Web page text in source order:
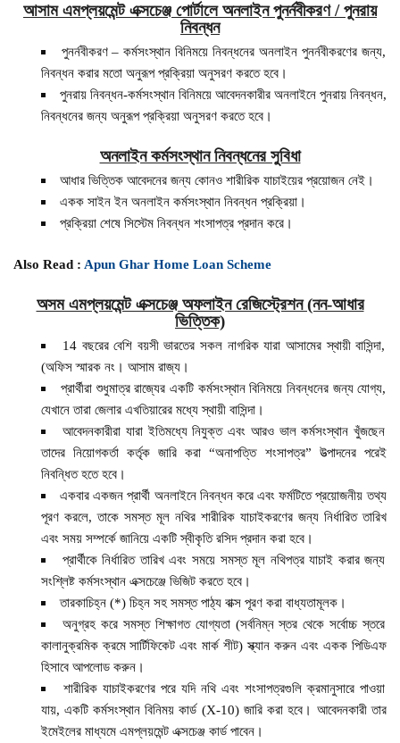
আসাম এমপ্লয়মেন্ট এক্সচেঞ্জ পোর্টালে অনলাইন পুনর্নবীকরণ / পুনরায়
নিবন্ধন
পুনর্নবীকরণ – কর্মসংস্থান বিনিময়ে নিবন্ধনের অনলাইন পুনর্নবীকরণের জন্য,
নিবন্ধন করার মতো অনুরূপ প্রক্রিয়া অনুসরণ করতে হবে।
পুনরায় নিবন্ধন-কর্মসংস্থান বিনিময়ে আবেদনকারীর অনলাইনে পুনরায় নিবন্ধন,
নিবন্ধনের জন্য অনুরূপ প্রক্রিয়া অনুসরণ করতে হবে।
অনলাইন কর্মসংস্থান নিবন্ধনের সুবিধা
আধার ভিত্তিক আবেদনের জন্য কোনও শারীরিক যাচাইয়ের প্রয়োজন নেই।
একক সাইন ইন অনলাইন কর্মসংস্থান নিবন্ধন প্রক্রিয়া।
প্রক্রিয়া শেষে সিস্টেম নিবন্ধন শংসাপত্র প্রদান করে।
Also Read : Apun Ghar Home Loan Scheme
অসম এমপ্লয়মেন্ট এক্সচেঞ্জ অফলাইন রেজিস্ট্রেশন (নন-আধার
ভিত্তিক)
14 বছরের বেশি বয়সী ভারতের সকল নাগরিক যারা আসামের স্থায়ী বাসিন্দা,
(অফিস স্মারক নং। আসাম রাজ্য।
প্রার্থীরা শুধুমাত্র রাজ্যের একটি কর্মসংস্থান বিনিময়ে নিবন্ধনের জন্য যোগ্য,
যেখানে তারা জেলার এখতিয়ারের মধ্যে স্থায়ী বাসিন্দা।
আবেদনকারীরা যারা ইতিমধ্যে নিযুক্ত এবং আরও ভাল কর্মসংস্থান খুঁজছেন
তাদের নিয়োগকর্তা কর্তৃক জারি করা “অনাপত্তি শংসাপত্র” উত্পাদনের পরেই
নিবন্ধিত হতে হবে।
একবার একজন প্রার্থী অনলাইনে নিবন্ধন করে এবং ফর্মটিতে প্রয়োজনীয় তথ্য
পূরণ করলে, তাকে সমস্ত মূল নথির শারীরিক যাচাইকরণের জন্য নির্ধারিত তারিখ
এবং সময় সম্পর্কে জানিয়ে একটি স্বীকৃতি রসিদ প্রদান করা হবে।
প্রার্থীকে নির্ধারিত তারিখ এবং সময়ে সমস্ত মূল নথিপত্র যাচাই করার জন্য
সংশ্লিষ্ট কর্মসংস্থান এক্সচেঞ্জে ভিজিট করতে হবে।
তারকাচিহ্ন (*) চিহ্ন সহ সমস্ত পাঠ্য বাক্স পূরণ করা বাধ্যতামূলক।
অনুগ্রহ করে সমস্ত শিক্ষাগত যোগ্যতা (সর্বনিম্ন স্তর থেকে সর্বোচ্চ স্তরে
কালানুক্রমিক ক্রমে সার্টিফিকেট এবং মার্ক শীট) স্ক্যান করুন এবং একক পিডিএফ
হিসাবে আপলোড করুন।
শারীরিক যাচাইকরণের পরে যদি নথি এবং শংসাপত্রগুলি ক্রমানুসারে পাওয়া
যায়, একটি কর্মসংস্থান বিনিময় কার্ড (X-10) জারি করা হবে। আবেদনকারী তার
ইমেইলের মাধ্যমে এমপ্লয়মেন্ট এক্সচেঞ্জ কার্ড পাবেন।